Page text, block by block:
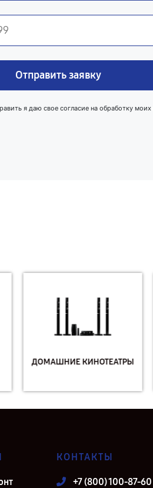
Отправить заявку
я даю свое согласие на обработку моих
ДОМАШНИЕ КИНОТЕАТРЫ
КОНТАКТЫ
+7 (800) 100-87-60